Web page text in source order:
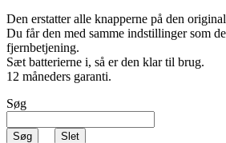
Den erstatter alle knapperne på den
Du får den med samme indstillinger som
fjernbetjening.
Sæt batterierne i, så er den klar til brug.
12 måneders garanti.
Søg